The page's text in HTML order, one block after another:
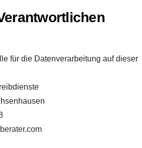
für die Datenverarbeitung auf dieser